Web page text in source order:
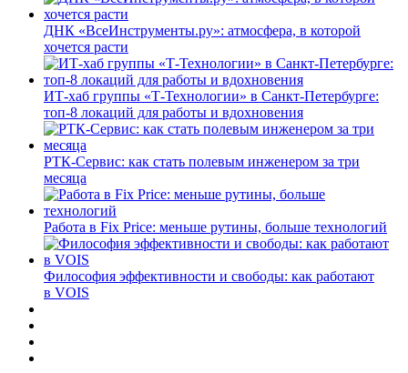
ДНК «ВсеИнструменты.ру»: атмосфера, в которой
хочется расти
ИТ-хаб группы «Т-Технологии» в Санкт-Петербурге:
топ-8 локаций для работы и вдохновения
РТК-Сервис: как стать полевым инженером за три
месяца
Работа в Fix Price: меньше рутины, больше технологий
Философия эффективности и свободы: как работают
в VOIS